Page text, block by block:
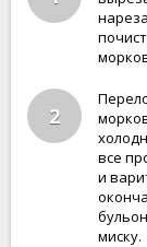
2
все
и
миску.